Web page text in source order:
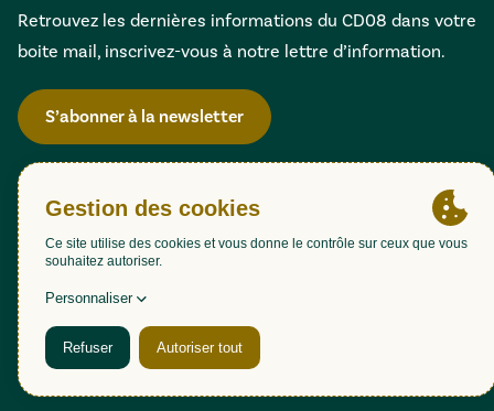
Retrouvez les dernières informations du CD08 dans votre
boite mail, inscrivez-vous à notre lettre d’information.
S’abonner à la newsletter
Gestion des cookies
Accessibilité : partiellement conforme (98,51%)
Mentions légales
Politique de confidentialité
Plan du site
Une création